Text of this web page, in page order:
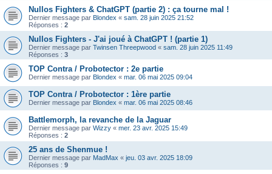
Nullos Fighters & ChatGPT (partie 2) : ça tourne mal !
Dernier message par Blondex « sam. 28 juin 2025 21:52
Réponses : 2
Nullos Fighters - J'ai joué à ChatGPT ! (partie 1)
Dernier message par Twinsen Threepwood « sam. 28 juin 2025 11:49
Réponses : 3
TOP Contra / Probotector : 2e partie
Dernier message par Blondex « mar. 06 mai 2025 09:04
TOP Contra / Probotector : 1ère partie
Dernier message par Blondex « mar. 06 mai 2025 08:46
Battlemorph, la revanche de la Jaguar
Dernier message par Wizzy « mer. 23 avr. 2025 15:49
Réponses : 2
25 ans de Shenmue !
Dernier message par MadMax « jeu. 03 avr. 2025 18:09
Réponses : 9